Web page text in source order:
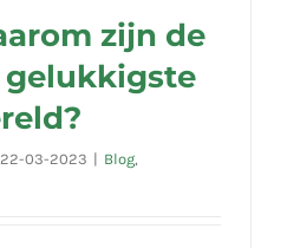
zijn de
gelukkigste
22-03-2023 | Blog